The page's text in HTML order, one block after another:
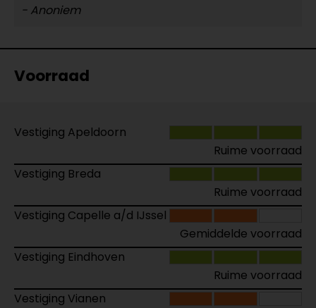
- Anoniem
Voorraad
Vestiging Apeldoorn
Ruime voorraad
Vestiging Breda
Ruime voorraad
Vestiging Capelle a/d IJssel
Gemiddelde voorraad
Vestiging Eindhoven
Ruime voorraad
Vestiging Vianen